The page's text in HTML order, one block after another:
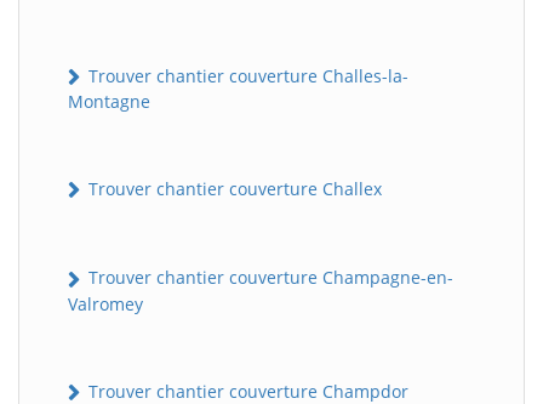
Trouver chantier couverture Challes-la-
Montagne
Trouver chantier couverture Challex
Trouver chantier couverture Champagne-en-
Valromey
Trouver chantier couverture Champdor